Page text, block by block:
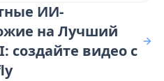
ИИ-
на Лучший
создайте видео с